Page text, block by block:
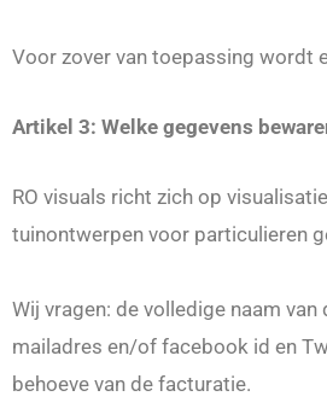
Voor zover van toepassing wordt
Artikel 3: Welke gegevens
RO visuals richt zich op
tuinontwerpen voor particulieren
Wij vragen: de volledige naam
mailadres en/of facebook id en
behoeve van de facturatie.